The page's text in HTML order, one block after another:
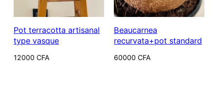
Pot terracotta artisanal
type vasque
12000 CFA
Beaucarnea
recurvata+pot standard
60000CFA